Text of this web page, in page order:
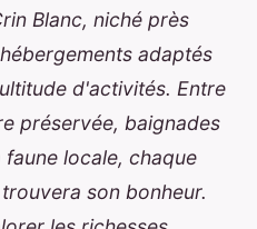
Blanc, niché près
adaptés
d'activités. Entre
préservée, baignades
locale, chaque
son bonheur.